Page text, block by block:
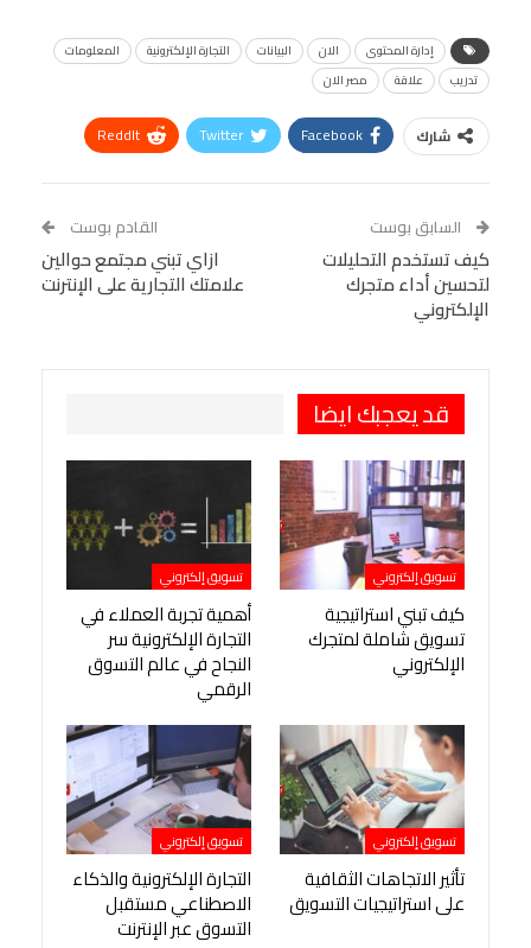
إدارة المحتوى الان البيانات التجارة الإلكترونية
المعلومات
تدريب
علاقة مصر الان
شارك Facebook
Twitter
ReddIt
Tumblr
البريد الإلكتروني
StumbleUpon
VK
Digg
LINE
BlackBerry
Viber
السابق بوست
كيف تستخدم التحليلات
لتحسين أداء متجرك
الإلكتروني
القادم بوست
ازاي تبني مجتمع حوالين
علامتك التجارية على الإنترنت
قد يعجبك ايضا
تسويق إلكتروني
كيف تبني استراتيجية
تسويق شاملة لمتجرك
الإلكتروني
تسويق إلكتروني
أهمية تجربة العملاء في
التجارة الإلكترونية سر
النجاح في عالم التسوق
الرقمي
تسويق إلكتروني
تأثير الاتجاهات الثقافية
على استراتيجيات التسويق
تسويق إلكتروني
التجارة الإلكترونية والذكاء
الاصطناعي مستقبل
التسوق عبر الإنترنت